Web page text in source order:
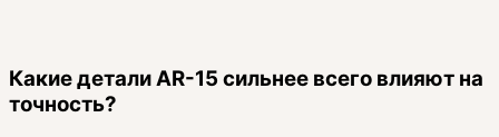
Какие детали AR-15 сильнее всего влияют на
точность?